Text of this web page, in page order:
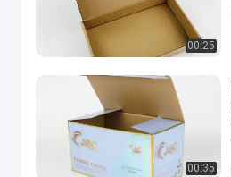
00:25
00:35